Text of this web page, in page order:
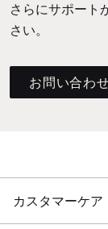
さらにサポート
さい。
お問い合わ
カスタマーケア